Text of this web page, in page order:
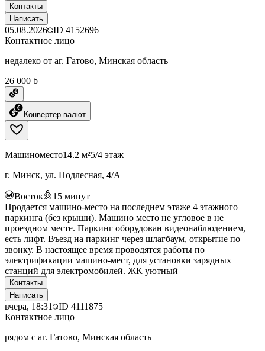
Контакты
Написать
05.08.2026 ID 4152696
Контактное лицо
недалеко от аг. Гатово, Минская область
26 000 ƃ
Конвертер валют
Машиноместо14.2 м²5/4 этаж
г. Минск, ул. Подлесная, 4/А
Восток 15 минут
Продается машино-место на последнем этаже 4 этажного
паркинга (без крыши). Машино место не угловое в не
проездном месте. Паркинг оборудован видеонаблюдением,
есть лифт. Въезд на паркинг через шлагбаум, открытие по
звонку. В настоящее время проводятся работы по
электрификации машино-мест, для установки зарядных
станций для электромобилей. ЖК уютный
Контакты
Написать
вчера, 18:31 ID 4111875
Контактное лицо
рядом с аг. Гатово, Минская область